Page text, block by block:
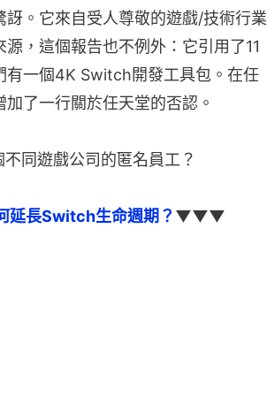
。它來自受人尊敬的遊戲/技術行業
，這個報告也不例外：它引用了11
有一個4K Switch開發工具包。在任
了一行關於任天堂的否認。
同遊戲公司的匿名員工？
延長Switch生命週期？ ▼▼▼